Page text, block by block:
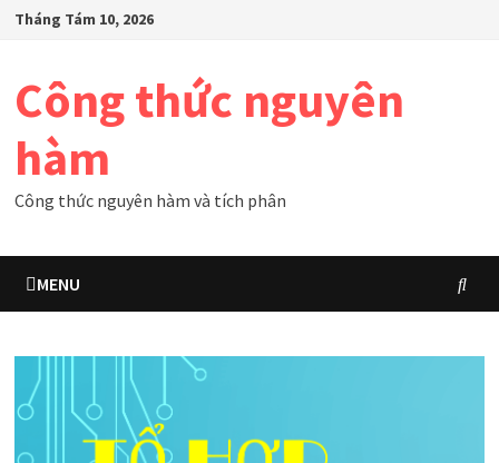
SkipTháng Tám 10, 2026
Công thức nguyên
hàm
Công thức nguyên hàm và tích phân
MENU